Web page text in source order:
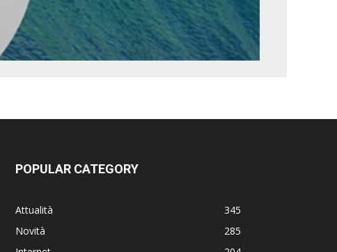
POPULAR CATEGORY
Attualità
345
Novità
285